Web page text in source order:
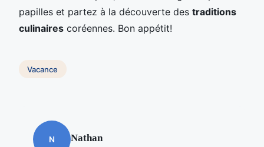
papilles et partez à la découverte des traditions
culinaires coréennes. Bon appétit!
Vacance
N Nathan